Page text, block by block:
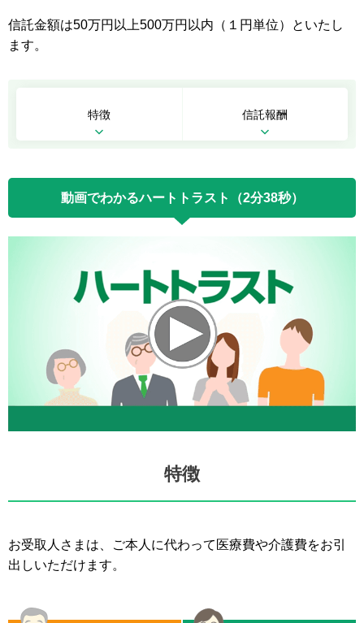
信託金額は50万円以上500万円以内（１円単位）といたし
ます。
特徴 信託報酬
動画でわかるハートトラスト（2分38秒）
特徴
お受取人さまは、ご本人に代わって医療費や介護費をお引
出しいただけます。